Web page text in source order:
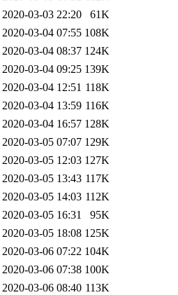
2020-03-03 22:20
61K
2020-03-04 07:55 108K
2020-03-04 08:37 124K
2020-03-04 09:25 139K
2020-03-04 12:51 118K
2020-03-04 13:59 116K
2020-03-04 16:57 128K
2020-03-05 07:07 129K
2020-03-05 12:03 127K
2020-03-05 13:43 117K
2020-03-05 14:03 112K
2020-03-05 16:31
95K
2020-03-05 18:08 125K
2020-03-06 07:22 104K
2020-03-06 07:38 100K
2020-03-06 08:40 113K